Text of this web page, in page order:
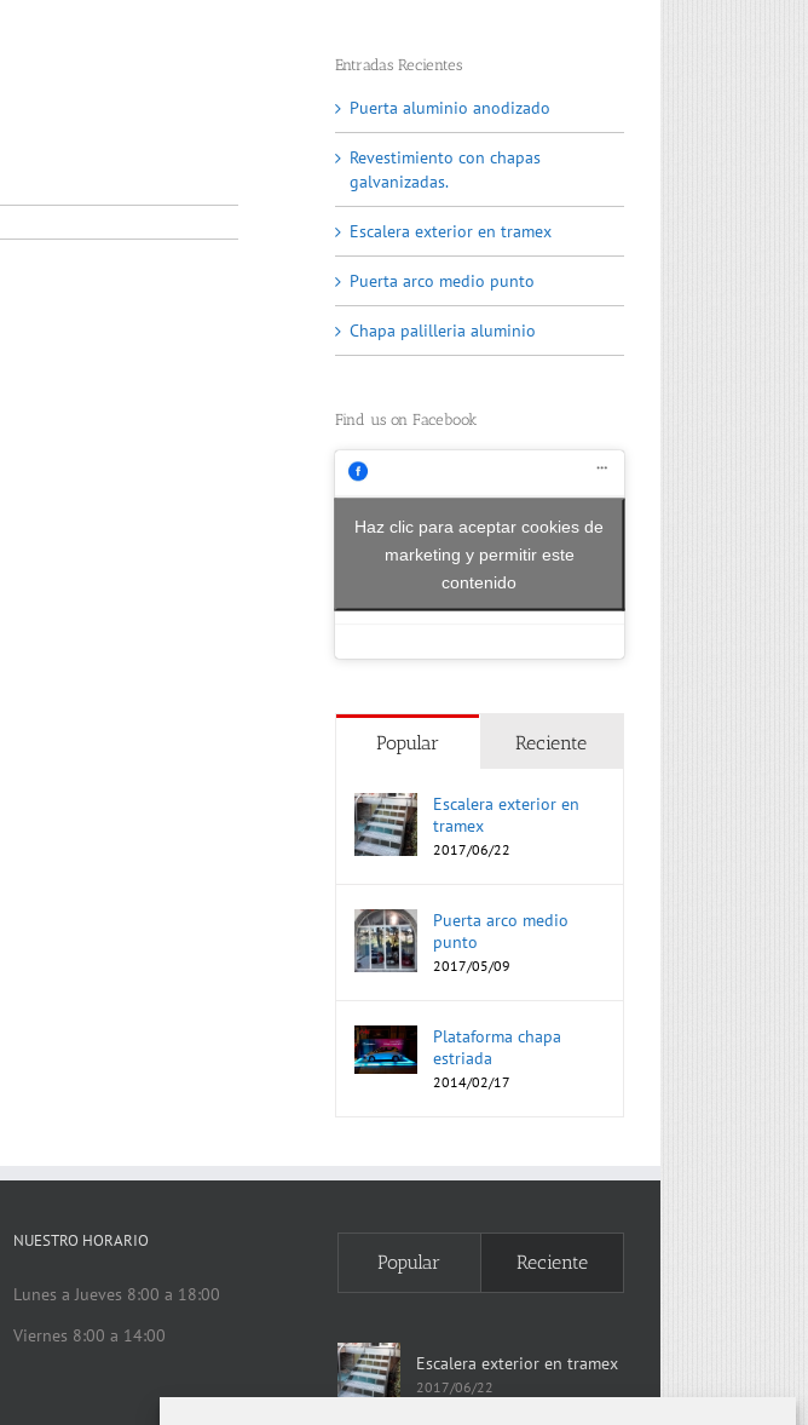
Entradas Recientes
Puerta aluminio anodizado
Revestimiento con chapas
galvanizadas.
Escalera exterior en tramex
Puerta arco medio punto
Chapa palilleria aluminio
Find us on Facebook
Haz clic para aceptar cookies de
marketing y permitir este
contenido
Popular Reciente
Escalera exterior en
tramex
2017/06/22
Puerta arco medio
punto
2017/05/09
Plataforma chapa
estriada
2014/02/17
NUESTRO HORARIO
Lunes a Jueves 8:00 a 18:00
Viernes 8:00 a 14:00
Popular Reciente
Escalera exterior en tramex
2017/06/22